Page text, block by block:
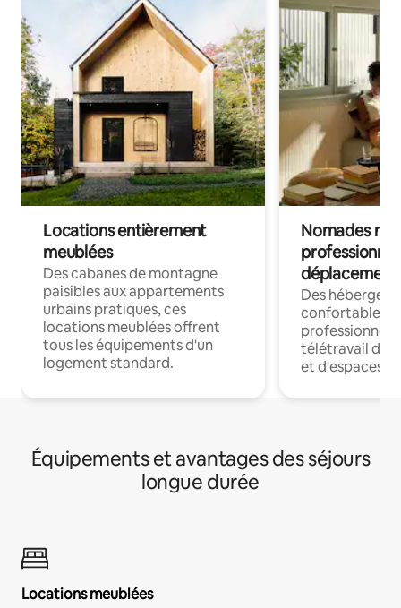
Locations entièrement
meublées
Des cabanes de montagne
paisibles aux appartements
urbains pratiques, ces
locations meublées offrent
tous les équipements d'un
logement standard.
Nomades
déplacement
Des
confortables
professionnels
télétravail
et d'espaces
Équipements et avantages des séjours
longue durée
Locations meublées